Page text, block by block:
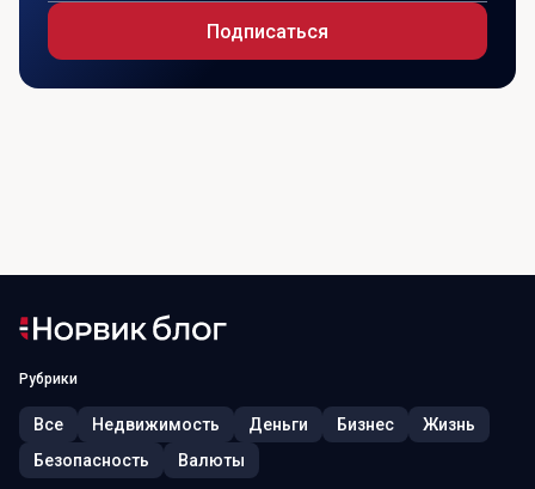
Подписаться
Рубрики
Все Недвижимость Деньги Бизнес
Жизнь
Безопасность
Валюты